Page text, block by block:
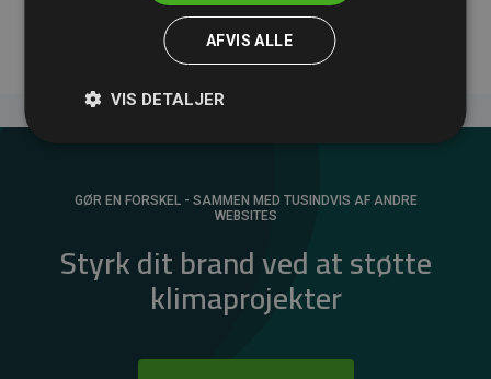
GØR EN FORSKEL - SAMMEN MED TUSINDVIS AF ANDRE
WEBSITES
Styrk dit brand ved at støtte
klimaprojekter
AFVIS ALLE
VIS DETALJER